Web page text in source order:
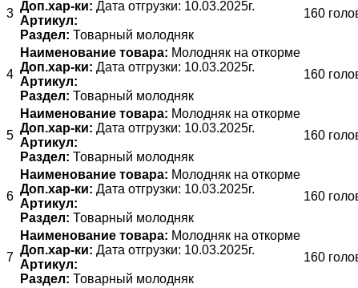
3
Доп.хар-ки: Дата отгрузки: 10.03.2025г.
Артикул:
Раздел: Товарный молодняк
160
4
Наименование товара: Молодняк на откорме
Доп.хар-ки: Дата отгрузки: 10.03.2025г.
Артикул:
Раздел: Товарный молодняк
160
5
Наименование товара: Молодняк на откорме
Доп.хар-ки: Дата отгрузки: 10.03.2025г.
Артикул:
Раздел: Товарный молодняк
160
6
Наименование товара: Молодняк на откорме
Доп.хар-ки: Дата отгрузки: 10.03.2025г.
Артикул:
Раздел: Товарный молодняк
160
7
Наименование товара: Молодняк на откорме
Доп.хар-ки: Дата отгрузки: 10.03.2025г.
Артикул:
Раздел: Товарный молодняк
160